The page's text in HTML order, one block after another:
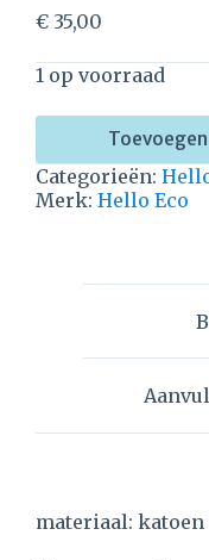
€ 35,00
1 op voorraad
Categorieën:
Merk: Hello Eco
materiaal: katoen